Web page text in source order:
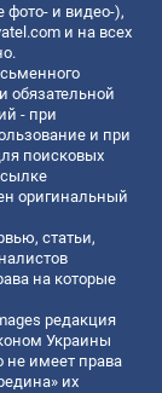
фото- и видео-),
и на всех
обязательной
- при
и при
поисковых
оригинальный
статьи,
на которые
редакция
Украины
не имеет права
их